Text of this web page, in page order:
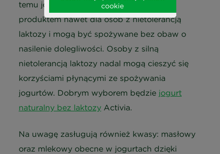
temu jogurty pozostają bezpiecznym
produktem nawet dla osób z nietolerancją
laktozy i mogą być spożywane bez obaw o
nasilenie dolegliwości. Osoby z silną
nietolerancją laktozy nadal mogą cieszyć się
korzyściami płynącymi ze spożywania
jogurtów. Dobrym wyborem będzie jogurt
naturalny bez laktozy Activia.
Na uwagę zasługują również kwasy: masłowy
oraz mlekowy obecne w jogurtach dzięki
cookie